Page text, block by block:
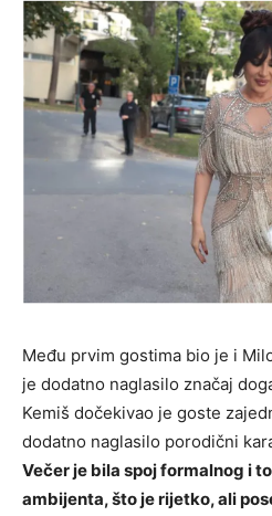
Među prvim gostima bio je i
je dodatno naglasilo značaj
Kemiš dočekivao je goste
dodatno naglasilo porodični
Večer je bila spoj formalnog i
ambijenta, što je rijetko, ali